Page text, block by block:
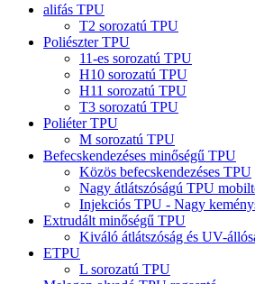
alifás TPU
T2 sorozatú TPU
Poliészter TPU
11-es sorozatú TPU
H10 sorozatú TPU
H11 sorozatú TPU
T3 sorozatú TPU
Poliéter TPU
M sorozatú TPU
Befecskendezéses minőségű TPU
Közös befecskendezéses TPU
Nagy átlátszóságú TPU
Injekciós TPU - Nagy
Extrudált minőségű TPU
Kiváló átlátszóság és UV-
ETPU
L sorozatú TPU